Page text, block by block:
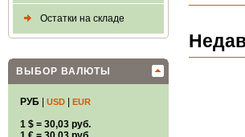
Остатки на складе
ВЫБОР ВАЛЮТЫ
РУБ USD EUR
1 $ = 30,03 руб.